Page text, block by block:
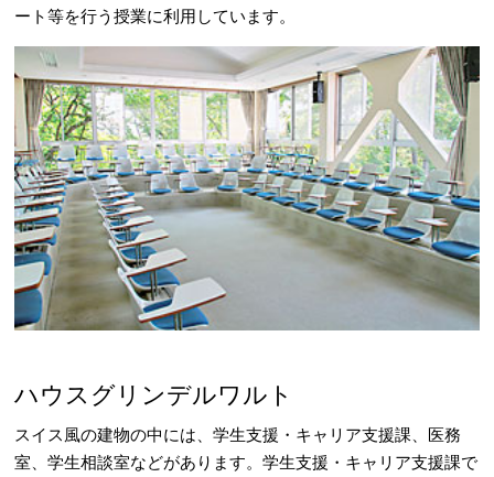
ート等を行う授業に利用しています。
ハウスグリンデルワルト
スイス風の建物の中には、学生支援・キャリア支援課、医務
室、学生相談室などがあります。学生支援・キャリア支援課で